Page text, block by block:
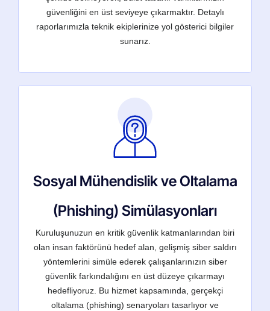
güvenliğini en üst seviyeye çıkarmaktır. Detaylı
raporlarımızla teknik ekiplerinize yol gösterici bilgiler
sunarız.
Sosyal Mühendislik ve Oltalama
(Phishing) Simülasyonları
Kuruluşunuzun en kritik güvenlik katmanlarından biri
olan insan faktörünü hedef alan, gelişmiş siber saldırı
yöntemlerini simüle ederek çalışanlarınızın siber
güvenlik farkındalığını en üst düzeye çıkarmayı
hedefliyoruz. Bu hizmet kapsamında, gerçekçi
oltalama (phishing) senaryoları tasarlıyor ve